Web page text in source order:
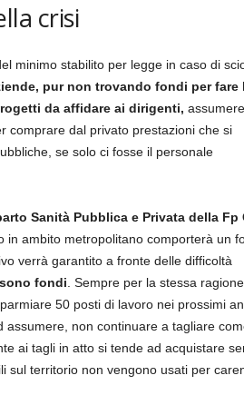
crisi
minimo stabilito per legge in caso di
pur non trovando fondi per fare
da affidare ai dirigenti,
comprare dal privato prestazioni che si
se solo ci fosse il personale
Sanità Pubblica e Privata della Fp
in ambito metropolitano comporterà un
verrà garantito a fronte delle difficoltà
fondi . Sempre per la stessa
50 posti di lavoro nei prossimi
non continuare a tagliare
ai tagli in atto si tende ad acquistare
sul territorio non vengono usati per